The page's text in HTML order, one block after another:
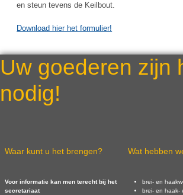
en steun tevens de Keilbout.
Download hier het formulier!
Uw goederen zijn
nodig!
Waar kunt u het brengen? Wat hebben
Voor informatie kan men terecht bij het
secretariaat
brei- en
brei- en haak-